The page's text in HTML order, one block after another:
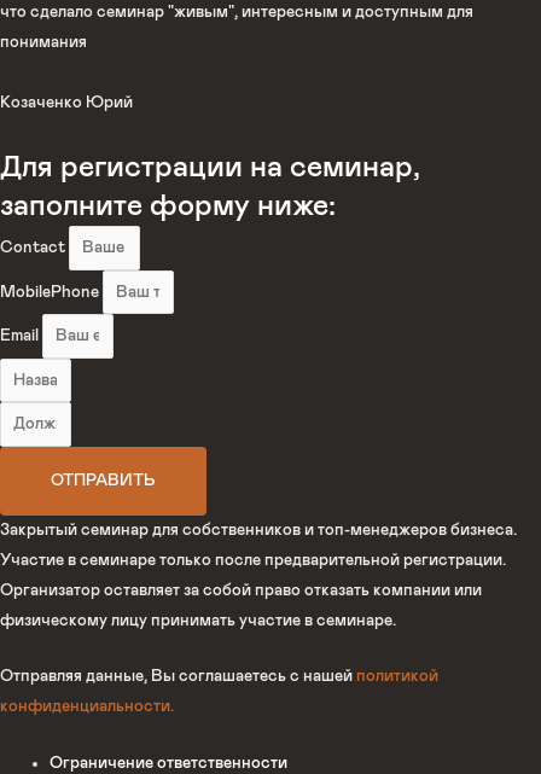
что сделало семинар "живым", интересным и доступным для
понимания
Козаченко Юрий
Для регистрации на семинар,
заполните форму ниже:
Contact
MobilePhone
Email
ОТПРАВИТЬ
Закрытый семинар для собственников и топ-менеджеров бизнеса.
Участие в семинаре только после предварительной регистрации.
Организатор оставляет за собой право отказать компании или
физическому лицу принимать участие в семинаре.
Отправляя данные, Вы соглашаетесь с нашей политикой
конфиденциальности.
Ограничение ответственности